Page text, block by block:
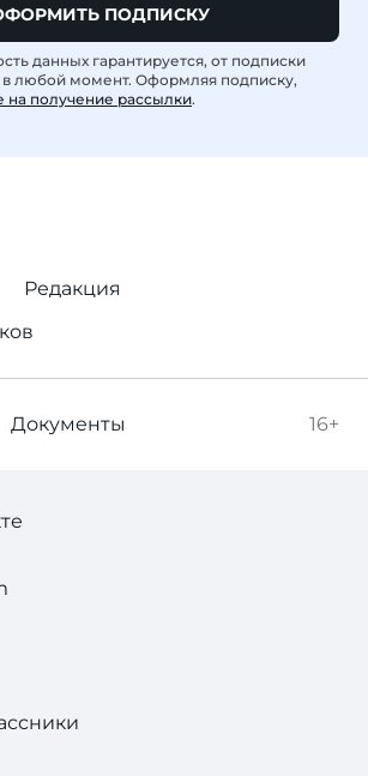
ПОДПИСКУ
данных гарантируется, от подписки
в любой момент. Оформляя подписку,
на получение рассылки.
Редакция
16+
Документы